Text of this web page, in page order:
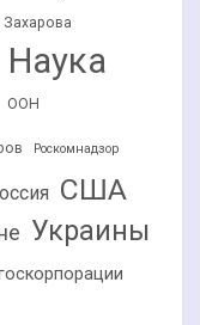
Наука
ООН
Роскомнадзор
США
Украины